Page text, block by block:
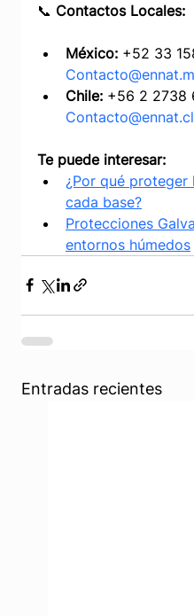
📞 Contactos Locales:
México: +52 33
Chile: +56 2 2738
Contacto@ennat.cl
Te puede interesar:
¿Por qué proteger
cada base?
Protecciones
entornos húmedos
Entradas recientes